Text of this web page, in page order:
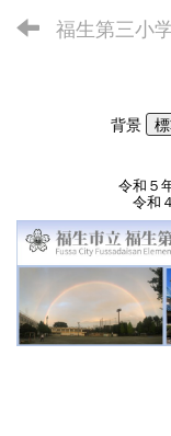
福生第三小
背景
令和５
令和